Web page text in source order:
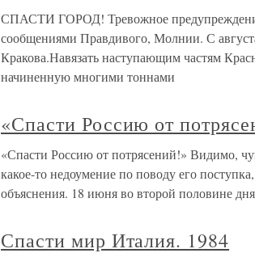
СПАСТИ ГОРОД! Тревожное
сообщениями Правдивого, Молнии. С
Кракова.Навязать наступающим частям
начиненную многими тоннами
«Спасти Россию от
«Спасти Россию от потрясений!» Видимо,
какое-то недоумение по поводу его
объяснения. 18 июня во второй половине
Спасти мир Италия. 1984